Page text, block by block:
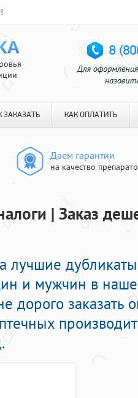
ЗАКАЗАТЬ КАК ОПЛАТИТЬ
Даем гарантии
на качество
| Заказ
лучшие
и мужчин в
дорого